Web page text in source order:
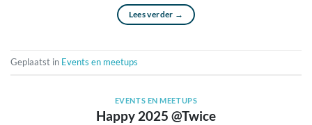
Lees verder →
Geplaatst in Events en meetups
EVENTS EN MEETUPS
Happy 2025 @Twice